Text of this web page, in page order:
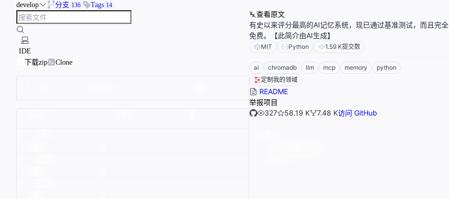
develop 分支 136 Tags 14
IDE
下载zip
Clone
查看原文
有史以来评分最高的AI记忆系统，现已通过基准测试，而且完全
免费。【此简介由AI生成】
MIT Python 1.59 K提交数
ai chromadb llm mcp memory
python
定制我的领域
README
举报项目
327
58.19 K 7.48 K访问 GitHub